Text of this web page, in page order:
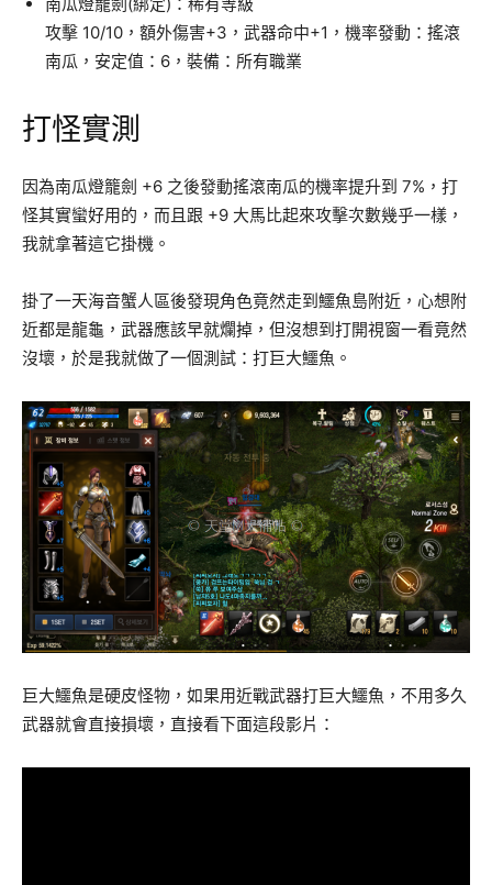
攻擊 10/10，額外傷害+3，武器命中+1，機率發動：搖滾
南瓜，安定值：6，裝備：所有職業
打怪實測
因為南瓜燈籠劍 +6 之後發動搖滾南瓜的機率提升到 7%，打
怪其實蠻好用的，而且跟 +9 大馬比起來攻擊次數幾乎一樣，
我就拿著這它掛機。
掛了一天海音蟹人區後發現角色竟然走到鱷魚島附近，心想附
近都是龍龜，武器應該早就爛掉，但沒想到打開視窗一看竟然
沒壞，於是我就做了一個測試：打巨大鱷魚。
巨大鱷魚是硬皮怪物，如果用近戰武器打巨大鱷魚，不用多久
武器就會直接損壞，直接看下面這段影片：